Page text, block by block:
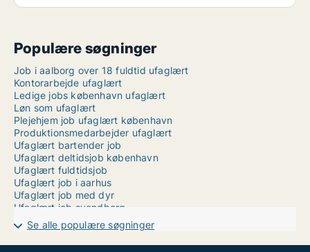
Populære søgninger
Job i aalborg over 18 fuldtid ufaglært
Kontorarbejde ufaglært
Ledige jobs københavn ufaglært
Løn som ufaglært
Plejehjem job ufaglært københavn
Produktionsmedarbejder ufaglært
Ufaglært bartender job
Ufaglært deltidsjob københavn
Ufaglært fuldtidsjob
Ufaglært job i aarhus
Ufaglært job med dyr
Ufaglært job svendborg
Ufaglært job syddanmark
Ufaglært job vejle sygehus
Ufaglært job østjylland
Se alle populære søgninger